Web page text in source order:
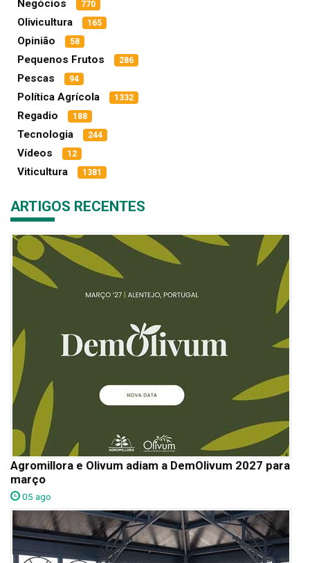
Negócios 770
Olivicultura 165
Opinião 58
Pequenos Frutos 286
Pescas 94
Política Agrícola 1332
Regadio 188
Tecnologia 244
Vídeos 12
Viticultura 1381
ARTIGOS RECENTES
Agromillora e Olivum adiam a DemOlivum 2027 para
março
05 ago